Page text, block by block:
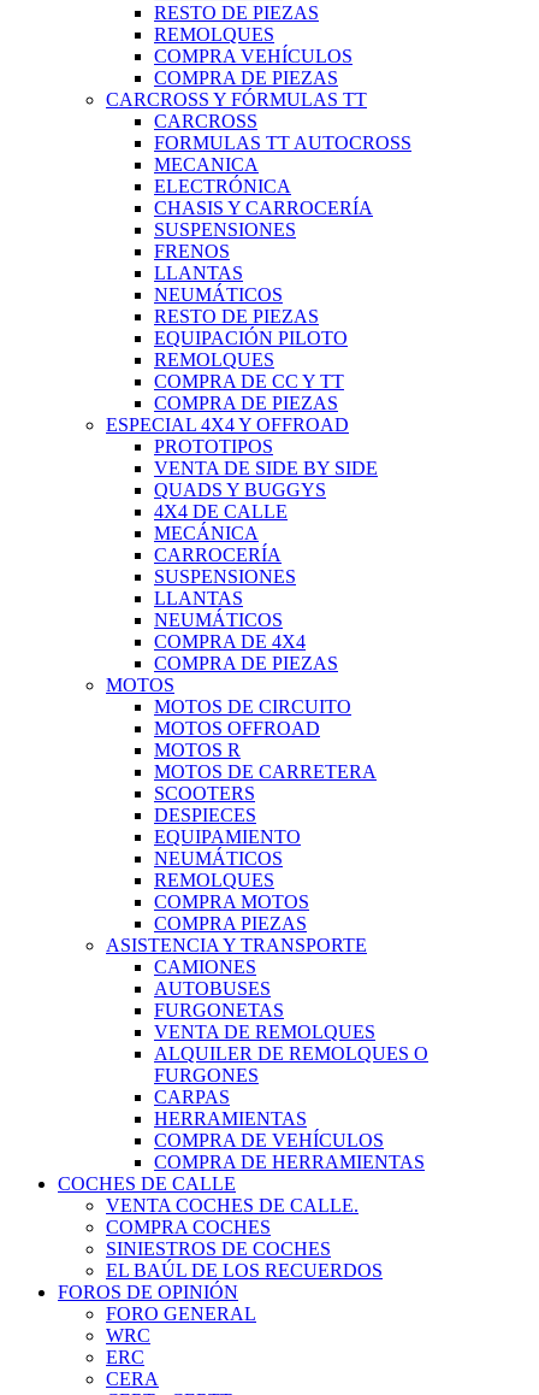
RESTO DE PIEZAS
REMOLQUES
COMPRA VEHÍCULOS
COMPRA DE PIEZAS
CARCROSS Y FÓRMULAS TT
CARCROSS
FORMULAS TT AUTOCROSS
MECANICA
ELECTRÓNICA
CHASIS Y CARROCERÍA
SUSPENSIONES
FRENOS
LLANTAS
NEUMÁTICOS
RESTO DE PIEZAS
EQUIPACIÓN PILOTO
REMOLQUES
COMPRA DE CC Y TT
COMPRA DE PIEZAS
ESPECIAL 4X4 Y OFFROAD
PROTOTIPOS
VENTA DE SIDE BY SIDE
QUADS Y BUGGYS
4X4 DE CALLE
MECÁNICA
CARROCERÍA
SUSPENSIONES
LLANTAS
NEUMÁTICOS
COMPRA DE 4X4
COMPRA DE PIEZAS
MOTOS
MOTOS DE CIRCUITO
MOTOS OFFROAD
MOTOS R
MOTOS DE CARRETERA
SCOOTERS
DESPIECES
EQUIPAMIENTO
NEUMÁTICOS
REMOLQUES
COMPRA MOTOS
COMPRA PIEZAS
ASISTENCIA Y TRANSPORTE
CAMIONES
AUTOBUSES
FURGONETAS
VENTA DE REMOLQUES
ALQUILER DE REMOLQUES O
FURGONES
CARPAS
HERRAMIENTAS
COMPRA DE VEHÍCULOS
COMPRA DE HERRAMIENTAS
COCHES DE CALLE
VENTA COCHES DE CALLE.
COMPRA COCHES
SINIESTROS DE COCHES
EL BAÚL DE LOS RECUERDOS
FOROS DE OPINIÓN
FORO GENERAL
WRC
ERC
CERA